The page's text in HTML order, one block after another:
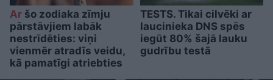
Ar šo zodiaka zīmju
pārstāvjiem labāk
nestrīdēties: viņi
vienmēr atradīs veidu,
kā pamatīgi atriebties
TESTS. Tikai cilvēki ar
laucinieka DNS spēs
iegūt 80% šajā lauku
gudrību testā